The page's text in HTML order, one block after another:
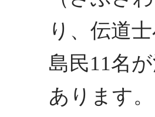
り、伝道
島民11名
あります。